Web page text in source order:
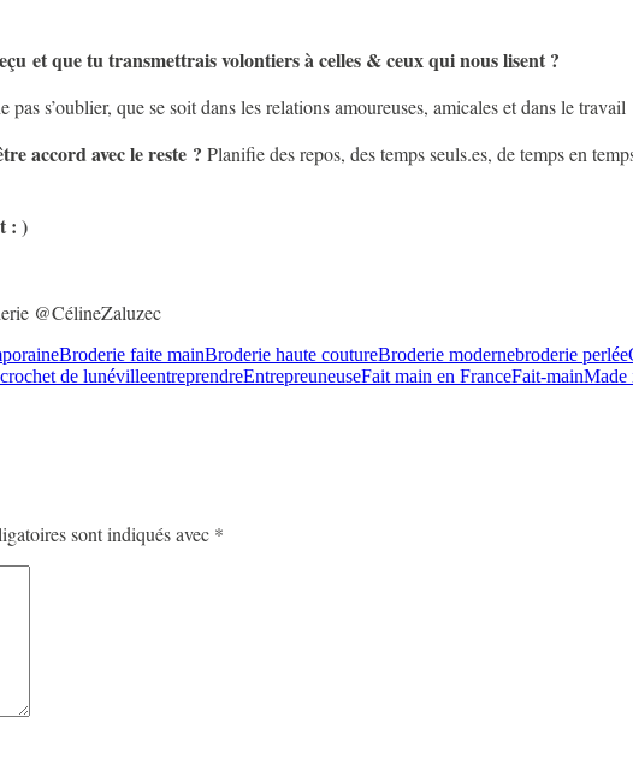
et que tu transmettrais volontiers à celles & ceux qui nous lisent ?
pas s’oublier, que se soit dans les relations amoureuses, amicales et dans le travail
accord avec le reste ? Planifie des repos, des temps seuls.es, de temps en
: )
@CélineZaluzec
Broderie faite mainBroderie haute coutureBroderie modernebroderie perlée
crochet de lunévilleentreprendreEntrepreuneuseFait main en FranceFait-mainMade
sont indiqués avec *